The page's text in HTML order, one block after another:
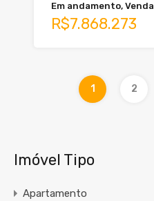
Em andamento, Venda
R$7.868.273
1 2
Imóvel Tipo
Apartamento